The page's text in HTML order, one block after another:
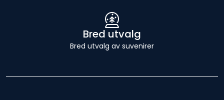
Bred utvalg
Bred utvalg av suvenirer